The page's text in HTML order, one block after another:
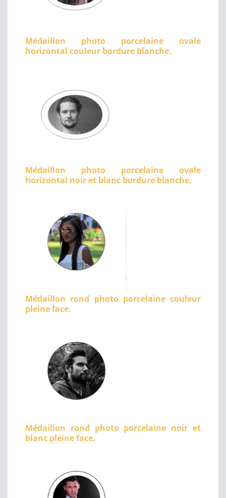
Médaillon photo porcelaine ovale
horizontal couleur bordure blanche.
Médaillon photo porcelaine ovale
horizontal noir et blanc bordure blanche.
Médaillon rond photo porcelaine couleur
pleine face.
Médaillon rond photo porcelaine noir et
blanc pleine face.